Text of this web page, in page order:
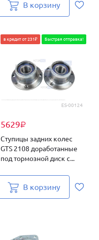
В корзину
ES-00124
5629₽
в кредит от 231₽ Быстрая отправка!
Ступицы задних колес
GTS 2108 доработанные
под тормозной диск c...
В корзину